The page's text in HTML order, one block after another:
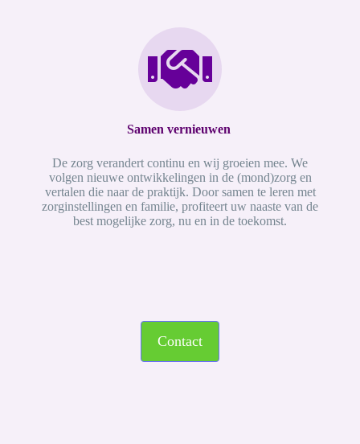
Samen vernieuwen
De zorg verandert continu en wij groeien mee. We
volgen nieuwe ontwikkelingen in de (mond)zorg en
vertalen die naar de praktijk. Door samen te leren met
zorginstellingen en familie, profiteert uw naaste van de
best mogelijke zorg, nu en in de toekomst.
Contact